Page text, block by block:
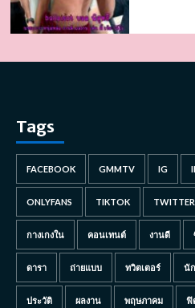
Tags
FACEBOOK GMMTV IG
ONLYFANS TIKTOK TWITTER
กางเกงใน คอนเทนต์ งานดี
ดารา ถ่ายแบบ ทวิตเตอร์ นั
ประวัติ ผลงาน พฤษภาคม ฟิ